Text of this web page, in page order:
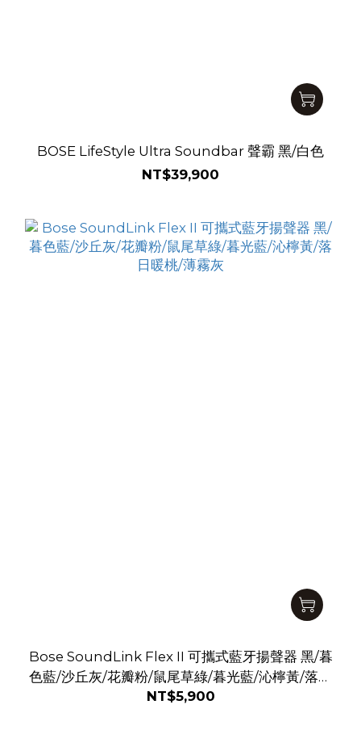
BOSE LifeStyle Ultra Soundbar 聲霸 黑/白色
NT$39,900
Bose SoundLink Flex II 可攜式藍牙揚聲器 黑/暮
色藍/沙丘灰/花瓣粉/鼠尾草綠/暮光藍/沁檸黃/落日
暖桃/薄霧灰
NT$5,900